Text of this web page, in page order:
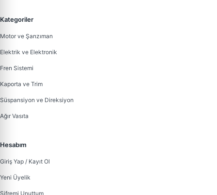
Kategoriler
Motor ve Şanzıman
Elektrik ve Elektronik
Fren Sistemi
Kaporta ve Trim
Süspansiyon ve Direksiyon
Ağır Vasıta
Hesabım
Giriş Yap / Kayıt Ol
Yeni Üyelik
Şifremi Unuttum